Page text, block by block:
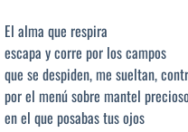
El alma que respira
escapa y corre por los campos
que se despiden, me sueltan,
por el menú sobre mantel precioso
en el que posabas tus ojos